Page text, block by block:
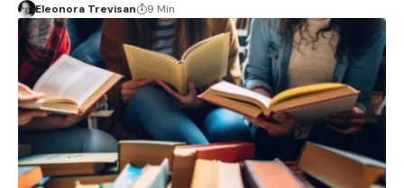
Eleonora Trevisan 9 Min